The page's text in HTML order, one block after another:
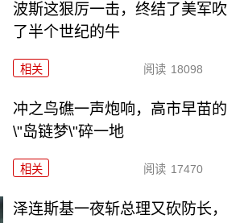
波斯这狠厉一击，终结了美军吹
了半个世纪的牛
相关 阅读 18098
冲之鸟礁一声炮响，高市早苗的
\"岛链梦\"碎一地
相关 阅读 17470
泽连斯基一夜斩总理又砍防长，